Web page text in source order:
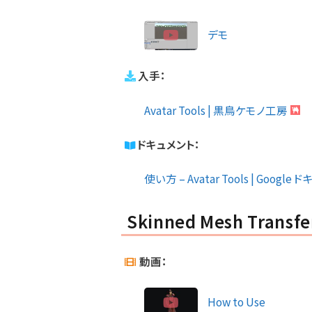
デモ
入手：
Avatar Tools | 黒鳥ケモノ工房
ドキュメント：
使い方 – Avatar Tools | Google ド
Skinned Mesh
動画：
How to Use